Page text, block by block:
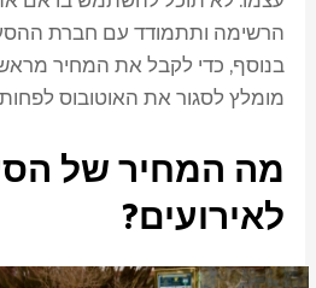
הרשימה ותתמודד עם חברת
בנוסף, כדי לקבל את המחיר
מומלץ לסגור את האוטובוס
מה המחיר של
לאירועים?